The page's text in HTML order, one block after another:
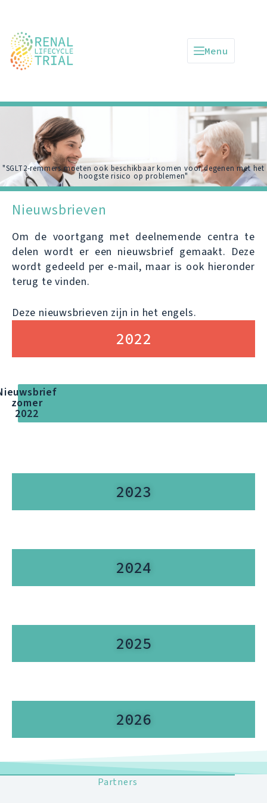
Menu
"SGLT2-remmers moeten ook beschikbaar komen voor degenen met het
hoogste risico op problemen"
Nieuwsbrieven
Om de voortgang met deelnemende centra te
delen wordt er een nieuwsbrief gemaakt. Deze
wordt gedeeld per e-mail, maar is ook hieronder
terug te vinden.
Deze nieuwsbrieven zijn in het engels.
2022
2023
2024
2025
2026
zomer
2022
Partners